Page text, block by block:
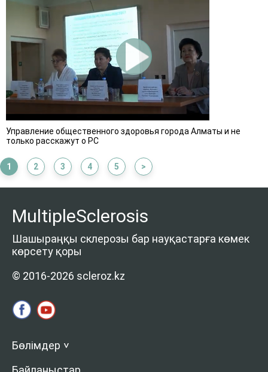
Управление общественного здоровья города Алматы и не
только расскажут о РС
1 2 3 4 5 >
MultipleSclerosis
Шашыраңқы склерозы бар науқастарға көмек
көрсету қоры
© 2016-2026 scleroz.kz
Бөлімдер >